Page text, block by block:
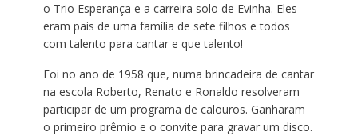
o Trio Esperança e a carreira solo de Evinha. Eles
eram pais de uma família de sete filhos e todos
com talento para cantar e que talento!
Foi no ano de 1958 que, numa brincadeira de cantar
na escola Roberto, Renato e Ronaldo resolveram
participar de um programa de calouros. Ganharam
o primeiro prêmio e o convite para gravar um disco.